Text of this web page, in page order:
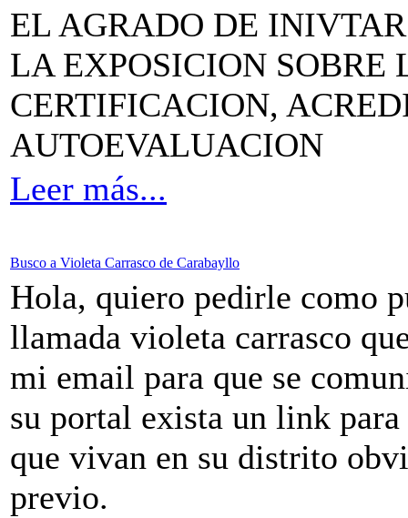
EL AGRADO DE
LA EXPOSICION SOBRE
CERTIFICACION,
AUTOEVALUACION
Leer más...
Busco a Violeta Carrasco de Carabayllo
Hola, quiero pedirle como
llamada violeta carrasco
mi email para que se
su portal exista un link para
que vivan en su distrito
previo.